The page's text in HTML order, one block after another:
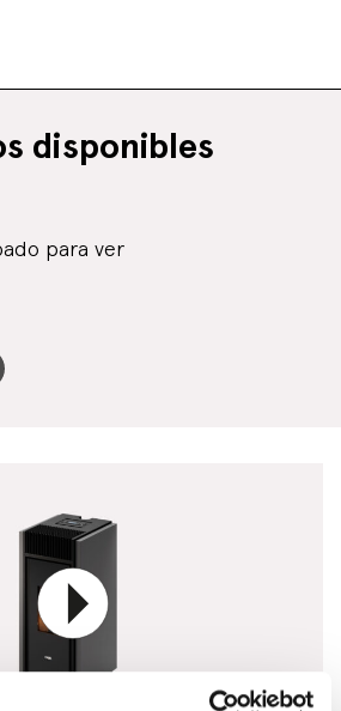
disponibles
para ver